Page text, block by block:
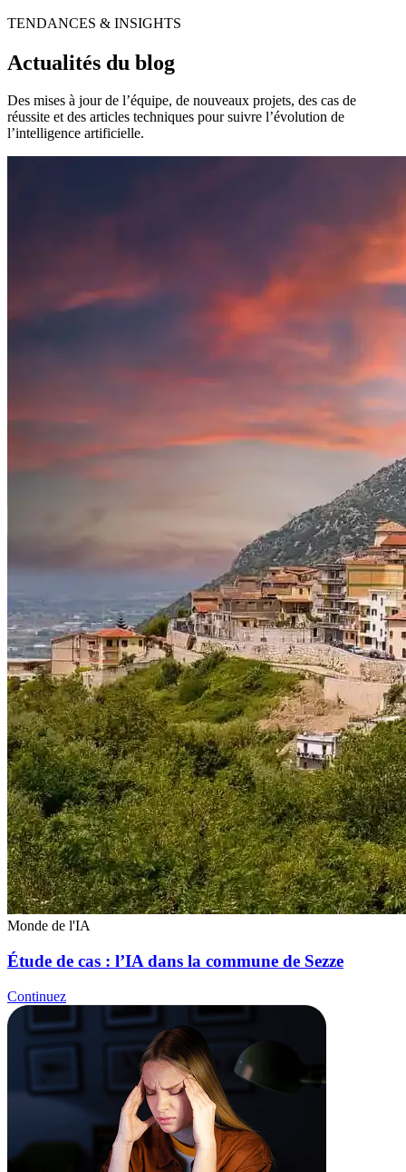
TENDANCES & INSIGHTS
Actualités du blog
Des mises à jour de l’équipe, de nouveaux projets, des cas de
réussite et des articles techniques pour suivre l’évolution de
l’intelligence artificielle.
Monde de l'IA
Étude de cas : l’IA dans la commune de Sezze
Continuez